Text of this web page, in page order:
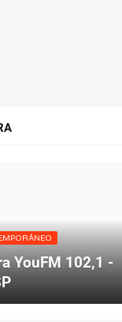
YouFM 102,1 -